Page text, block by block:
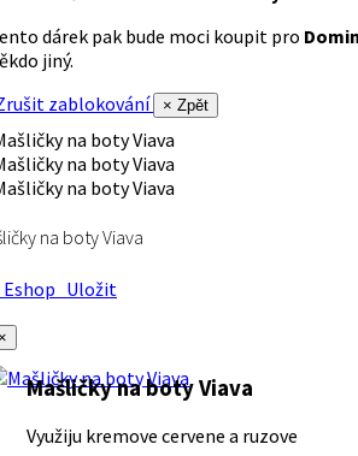
dárek pak bude moci koupit pro
jiný.
zablokování
× Zpět
na boty Viava
Uložit
Mašličky na boty Viava
Využiju kremove cervene a ruzove